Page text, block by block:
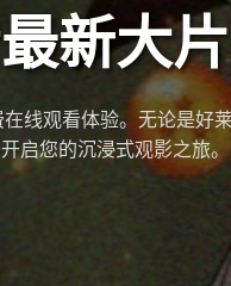
新大片
线观看体验。无论是好
启您的沉浸式观影之旅。